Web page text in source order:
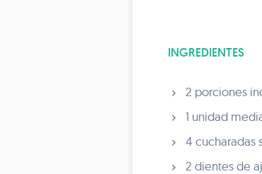
INGREDIENTES
2 porciones
1 unidad
4 cucharadas
2 dientes de